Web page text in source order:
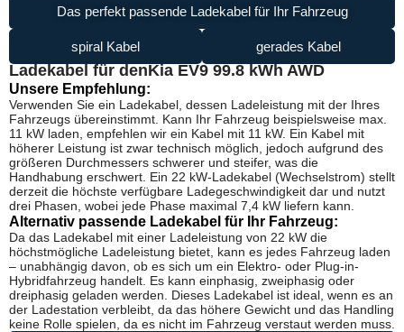
Das perfekt passende Ladekabel für Ihr Fahrzeug
spiral Kabel gerades Kabel
Ladekabel für denKia EV9 99.8 kWh AWD
Unsere Empfehlung:
Verwenden Sie ein Ladekabel, dessen Ladeleistung mit der Ihres
Fahrzeugs übereinstimmt. Kann Ihr Fahrzeug beispielsweise max.
11 kW laden, empfehlen wir ein Kabel mit 11 kW. Ein Kabel mit
höherer Leistung ist zwar technisch möglich, jedoch aufgrund des
größeren Durchmessers schwerer und steifer, was die
Handhabung erschwert. Ein 22 kW-Ladekabel (Wechselstrom) stellt
derzeit die höchste verfügbare Ladegeschwindigkeit dar und nutzt
drei Phasen, wobei jede Phase maximal 7,4 kW liefern kann.
Alternativ passende Ladekabel für Ihr Fahrzeug:
Da das Ladekabel mit einer Ladeleistung von 22 kW die
höchstmögliche Ladeleistung bietet, kann es jedes Fahrzeug laden
– unabhängig davon, ob es sich um ein Elektro- oder Plug-in-
Hybridfahrzeug handelt. Es kann einphasig, zweiphasig oder
dreiphasig geladen werden. Dieses Ladekabel ist ideal, wenn es an
der Ladestation verbleibt, da das höhere Gewicht und das Handling
keine Rolle spielen, da es nicht im Fahrzeug verstaut werden muss.